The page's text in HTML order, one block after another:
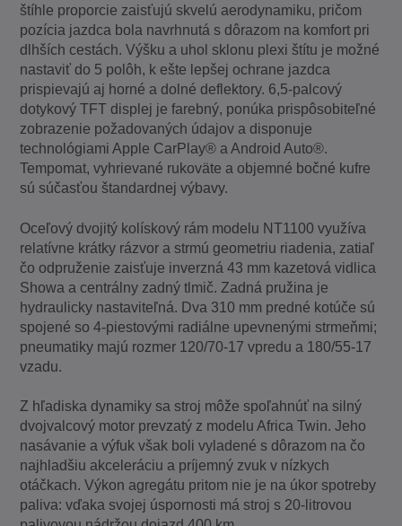
štíhle proporcie zaisťujú skvelú aerodynamiku, pričom
pozícia jazdca bola navrhnutá s dôrazom na komfort pri
dlhších cestách. Výšku a uhol sklonu plexi štítu je možné
nastaviť do 5 polôh, k ešte lepšej ochrane jazdca
prispievajú aj horné a dolné deflektory. 6,5-palcový
dotykový TFT displej je farebný, ponúka prispôsobiteľné
zobrazenie požadovaných údajov a disponuje
technológiami Apple CarPlay® a Android Auto®.
Tempomat, vyhrievané rukoväte a objemné bočné kufre
sú súčasťou štandardnej výbavy.
Oceľový dvojitý kolískový rám modelu NT1100 využíva
relatívne krátky rázvor a strmú geometriu riadenia, zatiaľ
čo odpruženie zaisťuje inverzná 43 mm kazetová vidlica
Showa a centrálny zadný tlmič. Zadná pružina je
hydraulicky nastaviteľná. Dva 310 mm predné kotúče sú
spojené so 4-piestovými radiálne upevnenými strmeňmi;
pneumatiky majú rozmer 120/70-17 vpredu a 180/55-17
vzadu.
Z hľadiska dynamiky sa stroj môže spoľahnúť na silný
dvojvalcový motor prevzatý z modelu Africa Twin. Jeho
nasávanie a výfuk však boli vyladené s dôrazom na čo
najhladšiu akceleráciu a príjemný zvuk v nízkych
otáčkach. Výkon agregátu pritom nie je na úkor spotreby
paliva: vďaka svojej úspornosti má stroj s 20-litrovou